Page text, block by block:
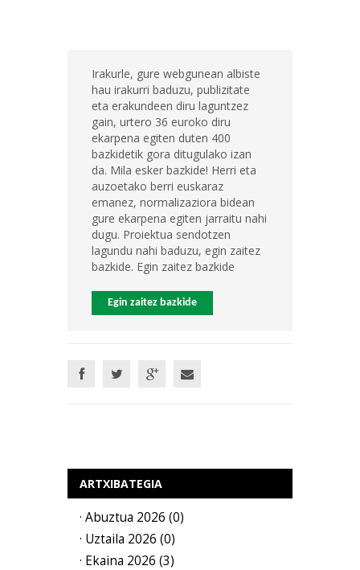
Irakurle, gure webgunean albiste
hau irakurri baduzu, publizitate
eta erakundeen diru laguntzez
gain, urtero 36 euroko diru
ekarpena egiten duten 400
bazkidetik gora ditugulako izan
da. Mila esker bazkide! Herri eta
auzoetako berri euskaraz
emanez, normalizaziora bidean
gure ekarpena egiten jarraitu nahi
dugu. Proiektua sendotzen
lagundu nahi baduzu, egin zaitez
bazkide. Egin zaitez bazkide
Egin zaitez bazkide
ARTXIBATEGIA
· Abuztua 2026 (0)
· Uztaila 2026 (0)
· Ekaina 2026 (3)